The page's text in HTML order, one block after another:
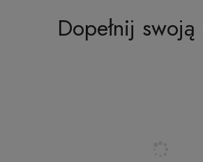
Dopełnij